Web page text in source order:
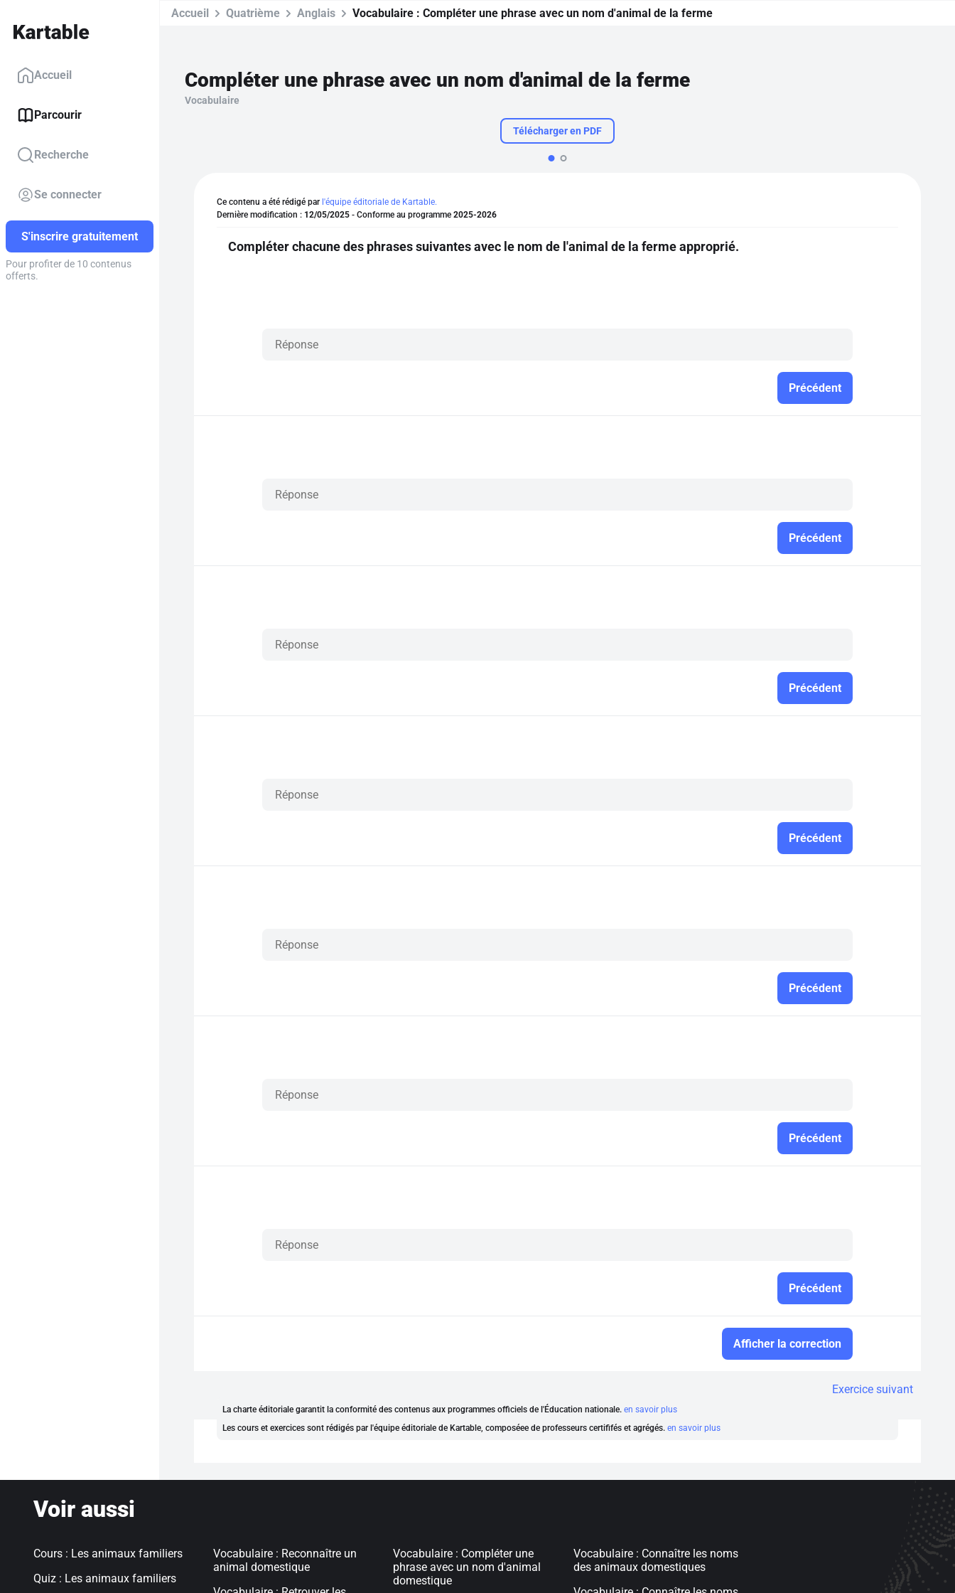
Accueil
Parcourir
Recherche
Se connecter
S'inscrire gratuitement
Pour profiter de 10 contenus
offerts.
Accueil Quatrième Anglais Vocabulaire : Compléter une phrase avec un nom d'animal de la ferme
Compléter une phrase avec un nom d'animal de la ferme
Vocabulaire
Télécharger en PDF
Ce contenu a été rédigé par l'équipe éditoriale de Kartable.
Dernière modification : 12/05/2025 - Conforme au programme 2025-2026
Compléter chacune des phrases suivantes avec le nom de l'animal de la ferme approprié.
Précédent
Précédent
Précédent
Précédent
Précédent
Précédent
Précédent
Afficher la correction
Exercice suivant
La charte éditoriale garantit la conformité des contenus aux programmes officiels de l'Éducation nationale. en savoir plus
Les cours et exercices sont rédigés par l'équipe éditoriale de Kartable, composéee de professeurs certififés et agrégés. en savoir plus
Voir aussi
Cours : Les animaux familiers
Quiz : Les animaux familiers
Vocabulaire : Reconnaître un
animal domestique
Vocabulaire : Compléter une
phrase avec un nom d'animal
domestique
Vocabulaire : Connaître les noms
des animaux domestiques